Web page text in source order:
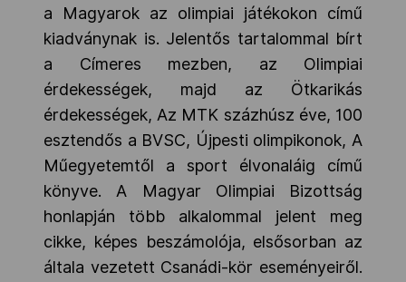
a Magyarok az olimpiai játékokon című
kiadványnak is. Jelentős tartalommal bírt
a Címeres mezben, az Olimpiai
érdekességek, majd az Ötkarikás
érdekességek, Az MTK százhúsz éve, 100
esztendős a BVSC, Újpesti olimpikonok, A
Műegyetemtől a sport élvonaláig című
könyve. A Magyar Olimpiai Bizottság
honlapján több alkalommal jelent meg
cikke, képes beszámolója, elsősorban az
általa vezetett Csanádi-kör eseményeiről.